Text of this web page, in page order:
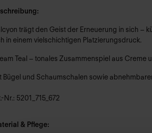
trägt den Geist der Erneuerung in sich –
in einem vielschichtigen Platzierungsdruck.
Teal – tonales Zusammenspiel aus Creme
Bügel und Schaumschalen sowie
Nr.: 5201_715_672
& Pflege: